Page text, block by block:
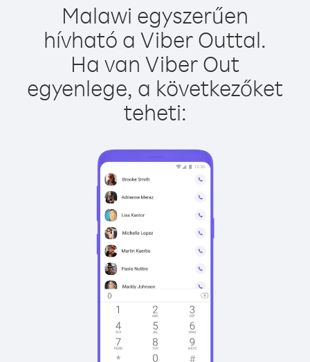
Malawi egyszerűen
hívható a Viber Outtal.
Ha van Viber Out
egyenlege, a következőket
teheti: